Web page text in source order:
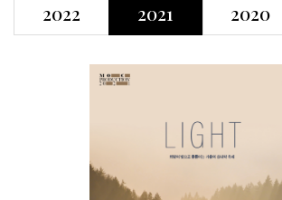
2022 2021 2020